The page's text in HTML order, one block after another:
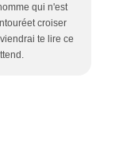
qui n'est
croiser
te lire ce